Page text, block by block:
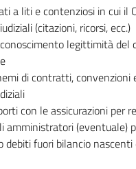
a liti e contenziosi in cui il
(citazioni, ricorsi, ecc.)
legittimità del
di contratti,
con le assicurazioni per
amministratori (eventuale)
fuori bilancio